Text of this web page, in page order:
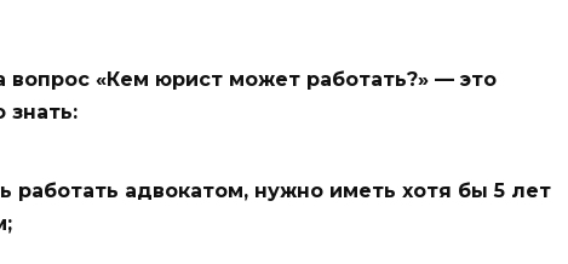
«Кем юрист может работать?» — это
знать:
работать адвокатом, нужно иметь хотя бы 5 лет